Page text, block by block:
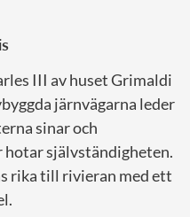
III av huset Grimaldi
järnvägarna leder
sinar och
självständigheten.
rika till rivieran med ett